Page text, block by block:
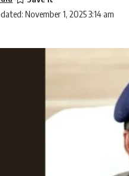
November 1, 2025 3:14 am